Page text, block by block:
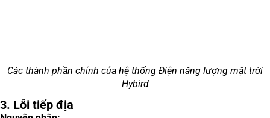
Các thành phần chính của hệ thống Điện năng lượng mặt trời
Hybird
3. Lỗi tiếp địa